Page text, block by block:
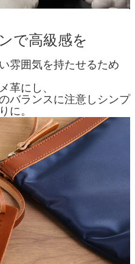
で高級感を
雰囲気を持たせるため
革にし、
バランスに注意しシンプ
に。